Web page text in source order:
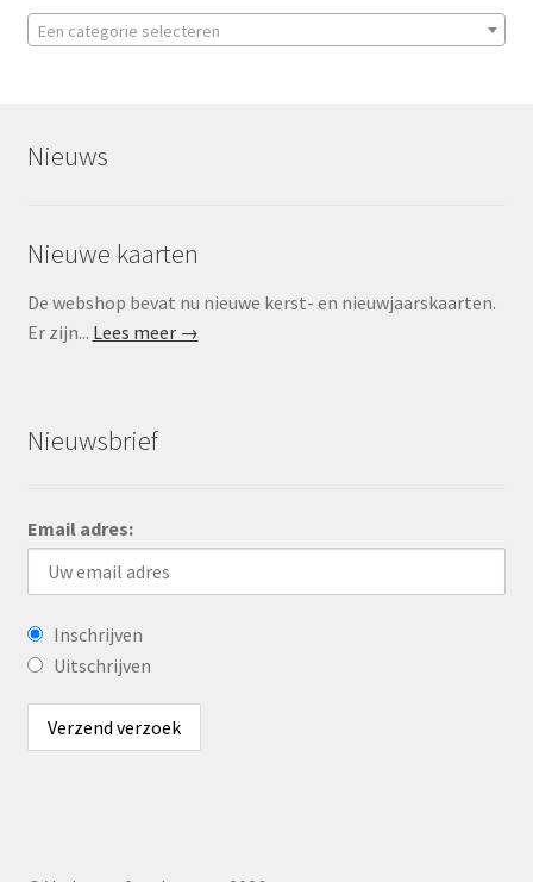
Een categorie selecteren
Nieuws
Nieuwe kaarten
De webshop bevat nu nieuwe kerst- en nieuwjaarskaarten.
Er zijn... Lees meer →
Nieuwsbrief
Email adres:
Inschrijven
Uitschrijven